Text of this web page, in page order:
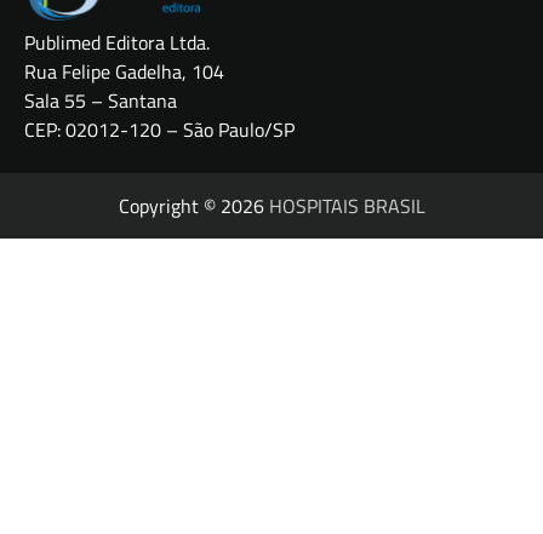
Publimed Editora Ltda.
Rua Felipe Gadelha, 104
Sala 55 – Santana
CEP: 02012-120 – São Paulo/SP
Copyright © 2026 HOSPITAIS BRASIL